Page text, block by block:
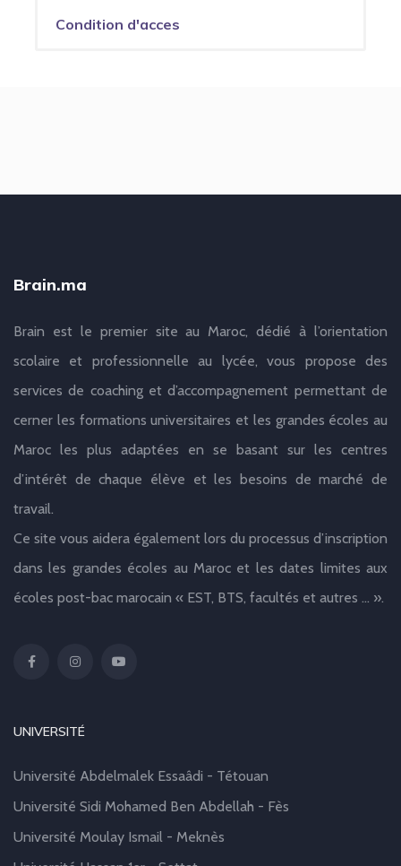
Condition d'acces
Brain.ma
Brain est le premier site au Maroc, dédié à l’orientation
scolaire et professionnelle au lycée, vous propose des
services de coaching et d’accompagnement permettant de
cerner les formations universitaires et les grandes écoles au
Maroc les plus adaptées en se basant sur les centres
d’intérêt de chaque élève et les besoins de marché de
travail.
Ce site vous aidera également lors du processus d’inscription
dans les grandes écoles au Maroc et les dates limites aux
écoles post-bac marocain « EST, BTS, facultés et autres … ».
UNIVERSITÉ
Université Abdelmalek Essaâdi - Tétouan
Université Sidi Mohamed Ben Abdellah - Fès
Université Moulay Ismail - Meknès